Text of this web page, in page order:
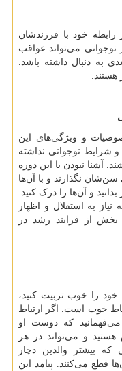
رابطه خود با فرزندشان
نوجوانی می‌تواند عواقب
به دنبال داشته باشد.
و ویژگی‌های این
و شرایط نوجوانی نداشته
آشنا نبودن با این دوره
نگذارند و با آن‌ها
و آن‌ها را درک کنید.
نیاز به استقلال و اظهار
از فرایند رشد در
خود را خوب تربیت کنید،
خوب است. اگر ارتباط
می‌فهمانید که دوست او
و می‌تواند در هر
بیشتر والدین دچار
قطع می‌کنند. پیامد این